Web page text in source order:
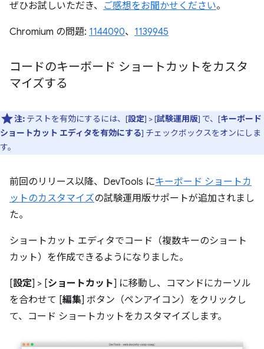
ぜひお試しいただき、 ご感想をお聞かせください。
Chromium の問題: 1144090、 1139945
コードのキーボード ショートカットをカスタ
マイズする
注: テストを有効にするには、[設定] > [試験運用版] で、[キーボード
ショートカット エディタを有効にする] チェックボックスをオンにしま
す。
前回のリリース以降、DevTools にキーボード ショートカ
ットのカスタマイズの試験運用版サポートが追加されまし
た。
ショートカット エディタでコード（複数キーのショート
カット）を作成できるようになりました。
[設定] > [ショートカット] に移動し、コマンドにカーソル
を合わせて [編集] ボタン（ペンアイコン）をクリックし
て、コード ショートカットをカスタマイズします。